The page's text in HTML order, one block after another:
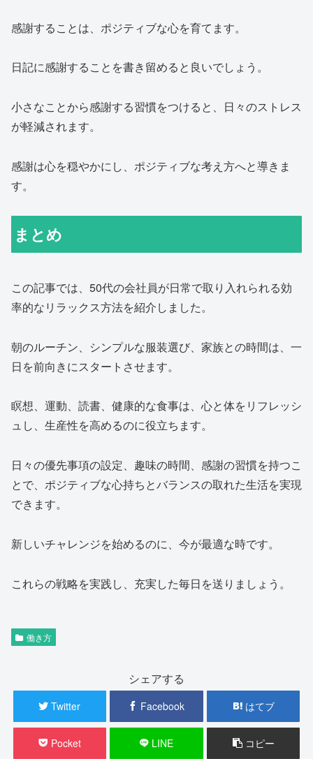
感謝することは、ポジティブな心を育てます。
日記に感謝することを書き留めると良いでしょう。
小さなことから感謝する習慣をつけると、日々のストレス
が軽減されます。
感謝は心を穏やかにし、ポジティブな考え方へと導きま
す。
まとめ
この記事では、50代の会社員が日常で取り入れられる効
率的なリラックス方法を紹介しました。
朝のルーチン、シンプルな服装選び、家族との時間は、一
日を前向きにスタートさせます。
瞑想、運動、読書、健康的な食事は、心と体をリフレッシ
ュし、生産性を高めるのに役立ちます。
日々の優先事項の設定、趣味の時間、感謝の習慣を持つこ
とで、ポジティブな心持ちとバランスの取れた生活を実現
できます。
新しいチャレンジを始めるのに、今が最適な時です。
これらの戦略を実践し、充実した毎日を送りましょう。
働き方
シェアする
Twitter Facebook はてブ
Pocket LINE コピー